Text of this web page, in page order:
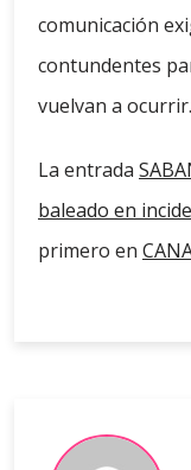
comunicación
contundentes
vuelvan a ocurrir.
La entrada
baleado en
primero en